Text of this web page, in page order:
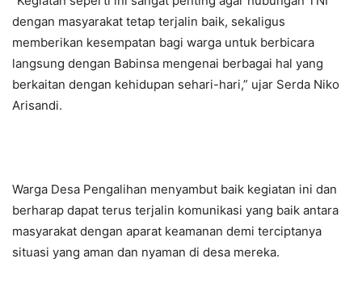
dengan masyarakat tetap terjalin baik, sekaligus
memberikan kesempatan bagi warga untuk berbicara
langsung dengan Babinsa mengenai berbagai hal yang
berkaitan dengan kehidupan sehari-hari,” ujar Serda Niko
Arisandi.
Warga Desa Pengalihan menyambut baik kegiatan ini dan
berharap dapat terus terjalin komunikasi yang baik antara
masyarakat dengan aparat keamanan demi terciptanya
situasi yang aman dan nyaman di desa mereka.